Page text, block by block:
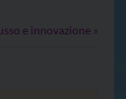
e innovazione »